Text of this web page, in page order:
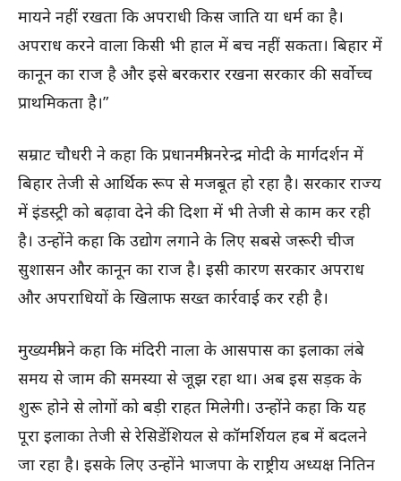
मायने नहीं रखता कि अपराधी किस जाति या धर्म का है।
अपराध करने वाला किसी भी हाल में बच नहीं सकता। बिहार में
कानून का राज है और इसे बरकरार रखना सरकार की सर्वोच्च
प्राथमिकता है।”
सम्राट चौधरी ने कहा कि प्रधानमंत्री नरेन्द्र मोदी के मार्गदर्शन में
बिहार तेजी से आर्थिक रूप से मजबूत हो रहा है। सरकार राज्य
में इंडस्ट्री को बढ़ावा देने की दिशा में भी तेजी से काम कर रही
है। उन्होंने कहा कि उद्योग लगाने के लिए सबसे जरूरी चीज
सुशासन और कानून का राज है। इसी कारण सरकार अपराध
और अपराधियों के खिलाफ सख्त कार्रवाई कर रही है।
मुख्यमंत्री ने कहा कि मंदिरी नाला के आसपास का इलाका लंबे
समय से जाम की समस्या से जूझ रहा था। अब इस सड़क के
शुरू होने से लोगों को बड़ी राहत मिलेगी। उन्होंने कहा कि यह
पूरा इलाका तेजी से रेसिडेंशियल से कॉमर्शियल हब में बदलने
जा रहा है। इसके लिए उन्होंने भाजपा के राष्ट्रीय अध्यक्ष नितिन